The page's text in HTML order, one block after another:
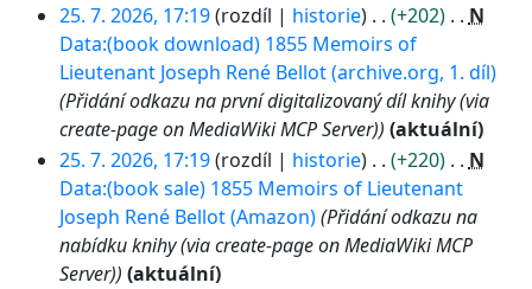
25. 7. 2026, 17:19 rozdíl historie +202
N
Data:(book download) 1855 Memoirs of
Lieutenant Joseph René Bellot (archive.org, 1. díl)
Přidání odkazu na první digitalizovaný díl knihy (via
create-page on MediaWiki MCP Server)
aktuální
25. 7. 2026, 17:19 rozdíl historie +220
N
Data:(book sale) 1855 Memoirs of Lieutenant
Joseph René Bellot (Amazon) Přidání odkazu na
nabídku knihy (via create-page on MediaWiki MCP
Server)
aktuální